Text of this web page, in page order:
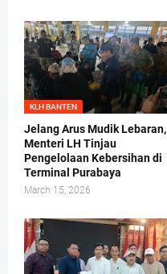
KLH BANTEN
Jelang Arus Mudik Lebaran,
Menteri LH Tinjau
Pengelolaan Kebersihan di
Terminal Purabaya
March 15, 2026